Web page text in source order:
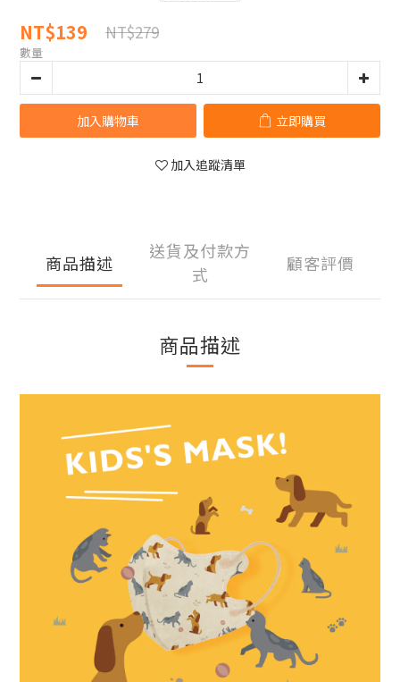
NT$139 NT$279
數量
加入購物車 立即購買
加入追蹤清單
商品描述
送貨及付款方
式
顧客評價
商品描述